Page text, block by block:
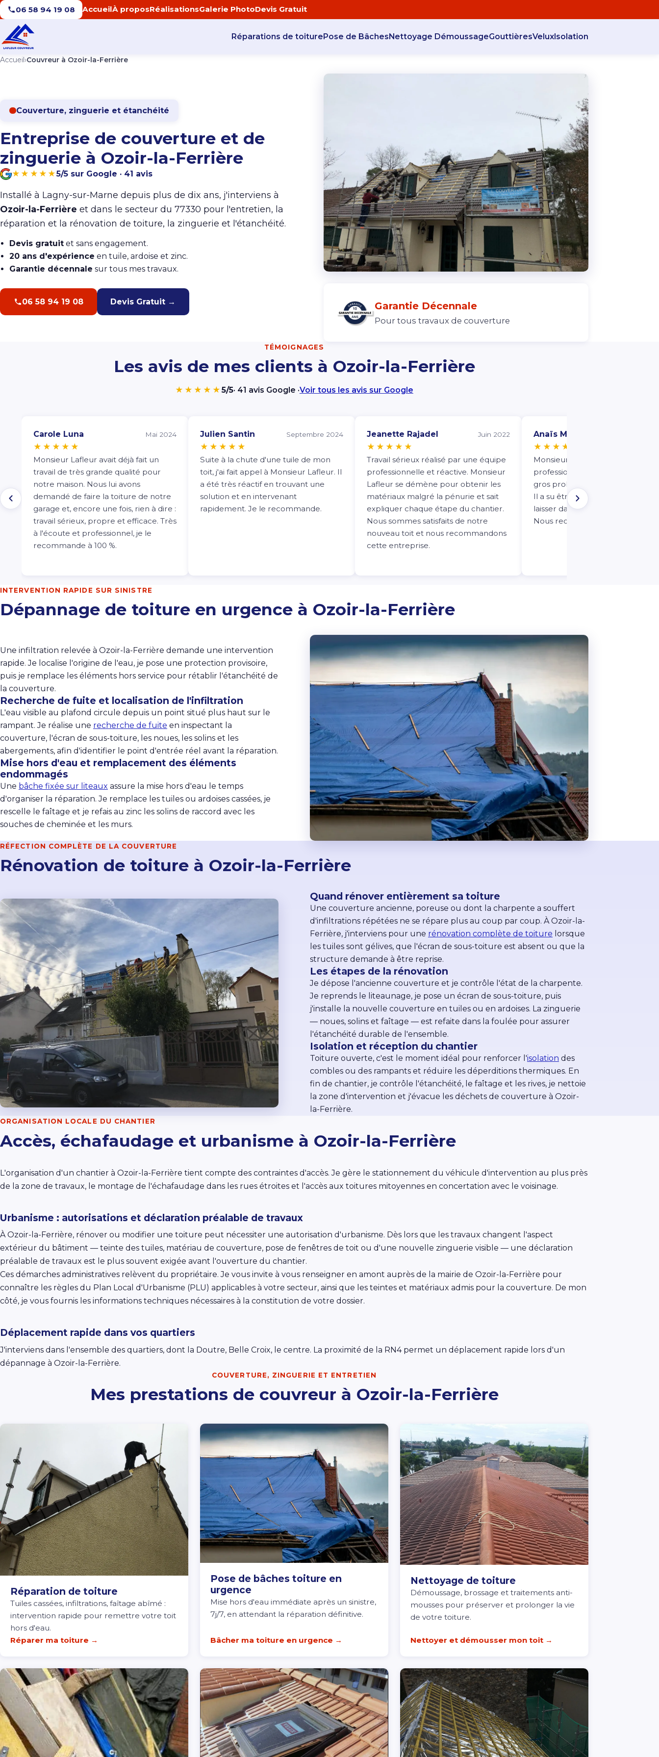
06 58 94 19 08 AccueilÀ proposRéalisationsGalerie PhotoDevis Gratuit
Réparations de toiturePose de BâchesNettoyage DémoussageGouttièresVeluxIsolation
Accueil›Couvreur à Ozoir-la-Ferrière
Couverture, zinguerie et étanchéité
Entreprise de couverture et de
zinguerie à Ozoir-la-Ferrière
★★★★★5/5 sur Google · 41 avis
Installé à Lagny-sur-Marne depuis plus de dix ans, j'interviens à
Ozoir-la-Ferrière et dans le secteur du 77330 pour l'entretien, la
réparation et la rénovation de toiture, la zinguerie et l'étanchéité.
Devis gratuit et sans engagement.
20 ans d'expérience en tuile, ardoise et zinc.
Garantie décennale sur tous mes travaux.
06 58 94 19 08 Devis Gratuit → Garantie Décennale
Pour tous travaux de couverture
TÉMOIGNAGES
Les avis de mes clients à Ozoir-la-Ferrière
★★★★★5/5· 41 avis Google ·Voir tous les avis sur Google
Carole Luna Mai 2024
★★★★★
Monsieur Lafleur avait déjà fait un
travail de très grande qualité pour
notre maison. Nous lui avons
demandé de faire la toiture de notre
garage et, encore une fois, rien à dire :
travail sérieux, propre et efficace. Très
à l'écoute et professionnel, je le
recommande à 100 %.
Julien Santin Septembre 2024
★★★★★
Suite à la chute d'une tuile de mon
toit, j'ai fait appel à Monsieur Lafleur. Il
a été très réactif en trouvant une
solution et en intervenant
rapidement. Je le recommande.
Jeanette Rajadel Juin 2022
★★★★★
Travail sérieux réalisé par une équipe
professionnelle et réactive. Monsieur
Lafleur se démène pour obtenir les
matériaux malgré la pénurie et sait
expliquer chaque étape du chantier.
Nous sommes satisfaits de notre
nouveau toit et nous recommandons
cette entreprise.
Anaïs Mouchotte
★★★★★
Monsieur Lafleur est très
professionnel. Il nous a arrangé
gros problème de toiture non
Il a su être réactif et ne pas nous
laisser dans une situation
Nous recommandons à 100 %.
INTERVENTION RAPIDE SUR SINISTRE
Dépannage de toiture en urgence à Ozoir-la-Ferrière
Une infiltration relevée à Ozoir-la-Ferrière demande une intervention
rapide. Je localise l'origine de l'eau, je pose une protection provisoire,
puis je remplace les éléments hors service pour rétablir l'étanchéité de
la couverture.
Recherche de fuite et localisation de l'infiltration
L'eau visible au plafond circule depuis un point situé plus haut sur le
rampant. Je réalise une recherche de fuite en inspectant la
couverture, l'écran de sous-toiture, les noues, les solins et les
abergements, afin d'identifier le point d'entrée réel avant la réparation.
Mise hors d'eau et remplacement des éléments
endommagés
Une bâche fixée sur liteaux assure la mise hors d'eau le temps
d'organiser la réparation. Je remplace les tuiles ou ardoises cassées, je
rescelle le faîtage et je refais au zinc les solins de raccord avec les
souches de cheminée et les murs.
RÉFECTION COMPLÈTE DE LA COUVERTURE
Rénovation de toiture à Ozoir-la-Ferrière
Quand rénover entièrement sa toiture
Une couverture ancienne, poreuse ou dont la charpente a souffert
d'infiltrations répétées ne se répare plus au coup par coup. À Ozoir-la-
Ferrière, j'interviens pour une rénovation complète de toiture lorsque
les tuiles sont gélives, que l'écran de sous-toiture est absent ou que la
structure demande à être reprise.
Les étapes de la rénovation
Je dépose l'ancienne couverture et je contrôle l'état de la charpente.
Je reprends le liteaunage, je pose un écran de sous-toiture, puis
j'installe la nouvelle couverture en tuiles ou en ardoises. La zinguerie
— noues, solins et faîtage — est refaite dans la foulée pour assurer
l'étanchéité durable de l'ensemble.
Isolation et réception du chantier
Toiture ouverte, c'est le moment idéal pour renforcer l'isolation des
combles ou des rampants et réduire les déperditions thermiques. En
fin de chantier, je contrôle l'étanchéité, le faîtage et les rives, je nettoie
la zone d'intervention et j'évacue les déchets de couverture à Ozoir-
la-Ferrière.
ORGANISATION LOCALE DU CHANTIER
Accès, échafaudage et urbanisme à Ozoir-la-Ferrière
L'organisation d'un chantier à Ozoir-la-Ferrière tient compte des contraintes d'accès. Je gère le stationnement du véhicule d'intervention au plus près
de la zone de travaux, le montage de l'échafaudage dans les rues étroites et l'accès aux toitures mitoyennes en concertation avec le voisinage.
Urbanisme : autorisations et déclaration préalable de travaux
À Ozoir-la-Ferrière, rénover ou modifier une toiture peut nécessiter une autorisation d'urbanisme. Dès lors que les travaux changent l'aspect
extérieur du bâtiment — teinte des tuiles, matériau de couverture, pose de fenêtres de toit ou d'une nouvelle zinguerie visible — une déclaration
préalable de travaux est le plus souvent exigée avant l'ouverture du chantier.
Ces démarches administratives relèvent du propriétaire. Je vous invite à vous renseigner en amont auprès de la mairie de Ozoir-la-Ferrière pour
connaître les règles du Plan Local d'Urbanisme (PLU) applicables à votre secteur, ainsi que les teintes et matériaux admis pour la couverture. De mon
côté, je vous fournis les informations techniques nécessaires à la constitution de votre dossier.
Déplacement rapide dans vos quartiers
J'interviens dans l'ensemble des quartiers, dont la Doutre, Belle Croix, le centre. La proximité de la RN4 permet un déplacement rapide lors d'un
dépannage à Ozoir-la-Ferrière.
COUVERTURE, ZINGUERIE ET ENTRETIEN
Mes prestations de couvreur à Ozoir-la-Ferrière
Réparation de toiture
Tuiles cassées, infiltrations, faîtage abîmé :
intervention rapide pour remettre votre toit
hors d'eau.
Réparer ma toiture →
Pose de bâches toiture en
urgence
Mise hors d'eau immédiate après un sinistre,
7j/7, en attendant la réparation définitive.
Bâcher ma toiture en urgence →
Nettoyage de toiture
Démoussage, brossage et traitements anti-
mousses pour préserver et prolonger la vie
de votre toiture.
Nettoyer et démousser mon toit →